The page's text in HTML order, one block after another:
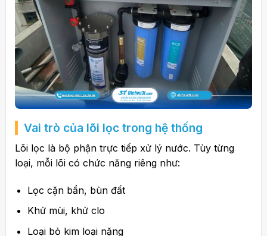
Vai trò của lõi lọc trong hệ thống
Lõi lọc là bộ phận trực tiếp xử lý nước. Tùy từng
loại, mỗi lõi có chức năng riêng như:
Lọc cặn bẩn, bùn đất
Khử mùi, khử clo
Loại bỏ kim loại nặng